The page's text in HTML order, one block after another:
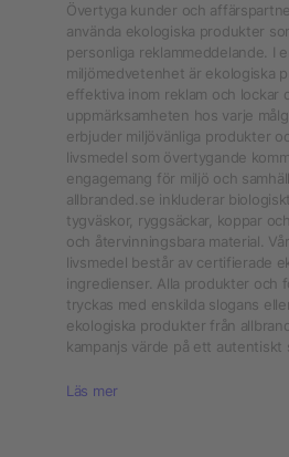
Övertyga kunder och
använda ekologiska produkter
personliga reklammeddelande. I
miljömedvetenhet är ekologiska
effektiva inom reklam och lockar
uppmärksamheten hos varje
erbjuder miljövänliga produkter
livsmedel som övertygande
engagemang för miljö och
allbranded.se inkluderar
tygväskor, ryggsäckar, koppar
och återvinningsbara material.
livsmedel består av certifierade
ingredienser. Alla produkter och
tryckas med enskilda slogans
ekologiska produkter från
kampanjs värde på ett autentiskt
Läs mer